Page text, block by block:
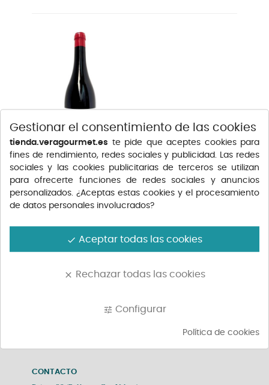
15 MIL GOTES TINTO
CALLET 75CL
Mostrando 1-1 de 1 atículo(s)
CONTACTO
Gestionar el consentimiento de las cookies
tienda.veragourmet.es te pide que aceptes cookies para
fines de rendimiento, redes sociales y publicidad. Las redes
sociales y las cookies publicitarias de terceros se utilizan
para ofrecerte funciones de redes sociales y anuncios
personalizados. ¿Aceptas estas cookies y el procesamiento
de datos personales involucrados?
done Aceptar todas las cookies
clear Rechazar todas las cookies
tune Configurar
Política de cookies